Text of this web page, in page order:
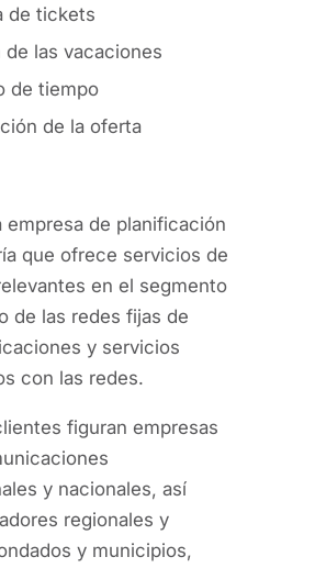
de tickets
de las vacaciones
de tiempo
de la oferta
empresa de planificación
que ofrece servicios de
en el segmento
de las redes fijas de
y servicios
con las redes.
figuran empresas
y nacionales, así
regionales y
y municipios,